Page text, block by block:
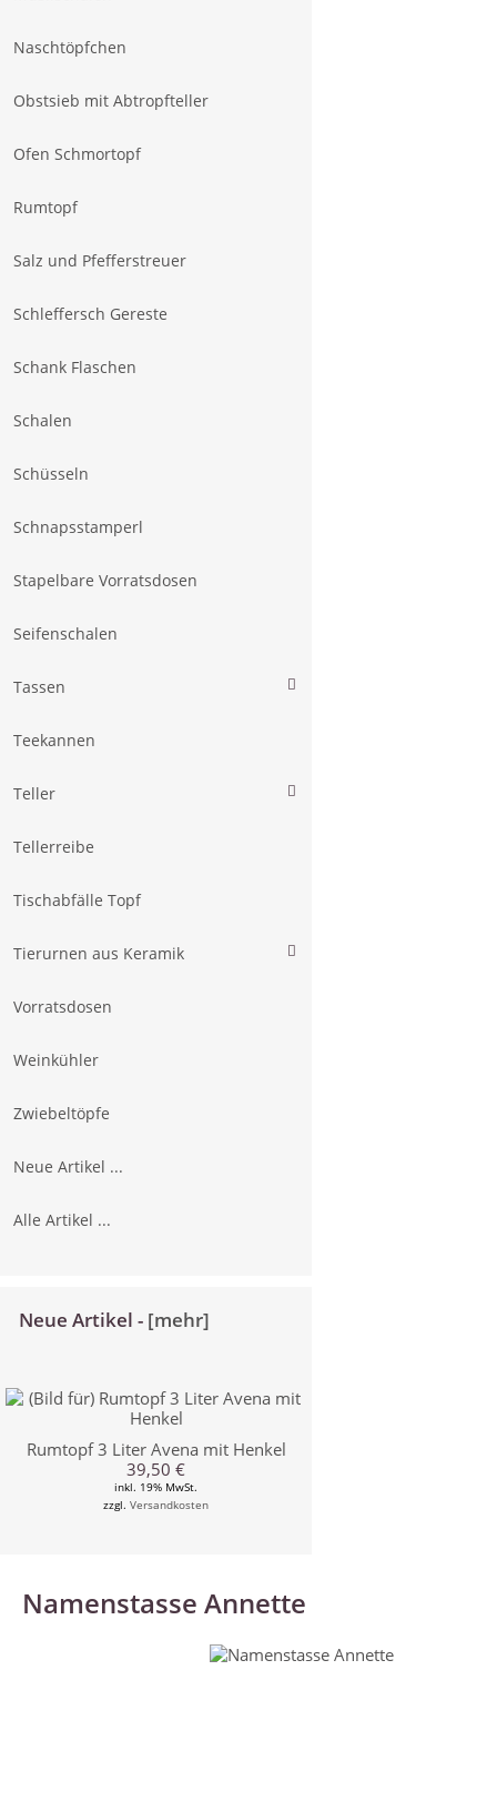
Naschtöpfchen
Obstsieb mit Abtropfteller
Ofen Schmortopf
Rumtopf
Salz und Pfefferstreuer
Schleffersch Gereste
Schank Flaschen
Schalen
Schüsseln
Schnapsstamperl
Stapelbare Vorratsdosen
Seifenschalen
Tassen
Teekannen
Teller
Tellerreibe
Tischabfälle Topf
Tierurnen aus Keramik
Vorratsdosen
Weinkühler
Zwiebeltöpfe
Neue Artikel ...
Alle Artikel ...
Neue Artikel - [mehr]
Rumtopf 3 Liter Avena mit Henkel
39,50 €
inkl. 19% MwSt.
zzgl.Versandkosten
Namenstasse Annette